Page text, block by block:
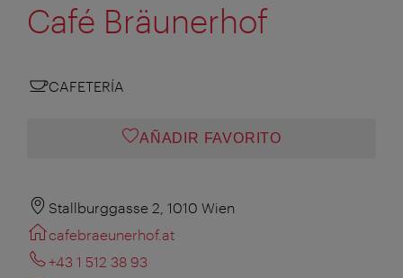
Café Bräunerhof
CAFETERÍA
AÑADIR FAVORITO
Stallburggasse 2, 1010 Wien
cafebraeunerhof.at
+43 1 512 38 93